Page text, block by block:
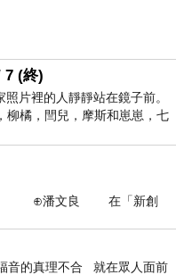
電視、網路等媒體
聽眾參與活動，如
(終)
片裡的人靜靜站在鏡子前。
柳橘，閆兒，摩斯和崽崽，七
框之外，如同
「新創
的真理不合 就在眾人面前